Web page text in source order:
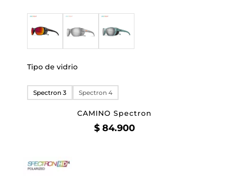
Tipo de vidrio
Spectron 3 Spectron 4
CAMINO Spectron
$84.900